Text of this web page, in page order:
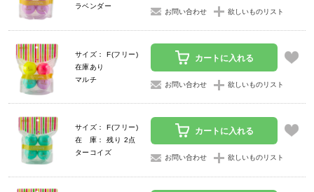
ラベンダー
お問い合わせ 欲しいものリスト
サイズ： F(フリー)
在庫あり
マルチ
カートに入れる
お問い合わせ 欲しいものリスト
サイズ： F(フリー)
在 庫： 残り 2点
ターコイズ
カートに入れる
お問い合わせ 欲しいものリスト